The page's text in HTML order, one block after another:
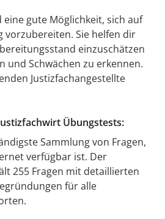
gute Möglichkeit, sich auf
vorzubereiten. Sie helfen dir
einzuschätzen
und Schwächen zu erkennen.
Justizfachangestellte
Übungstests:
Sammlung von Fragen,
verfügbar ist. Der
255 Fragen mit detaillierten
für alle